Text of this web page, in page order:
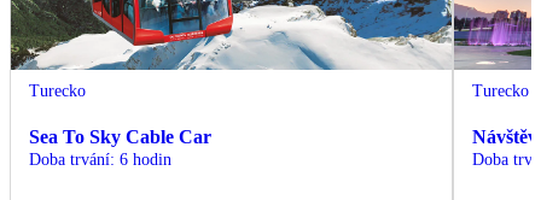
Turecko
Sea To Sky Cable Car
Doba trvání: 6 hodin
Turecko
Doba